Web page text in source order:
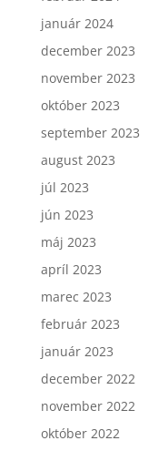
január 2024
december 2023
november 2023
október 2023
september 2023
august 2023
júl 2023
jún 2023
máj 2023
apríl 2023
marec 2023
február 2023
január 2023
december 2022
november 2022
október 2022